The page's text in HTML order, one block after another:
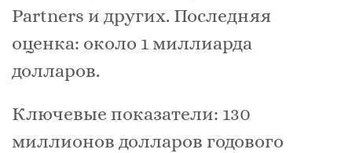
Partners и других. Последняя
оценка: около 1 миллиарда
долларов.
Ключевые показатели: 130
миллионов долларов годового